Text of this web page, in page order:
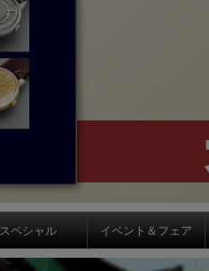
スペシャル イベント＆フェア